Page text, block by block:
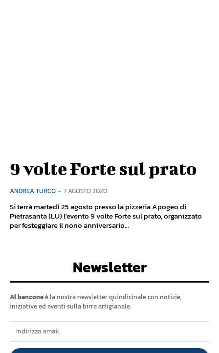
9 volte Forte sul prato
ANDREA TURCO - 7 AGOSTO 2020
Si terrà martedì 25 agosto presso la pizzeria Apogeo di
Pietrasanta (LU) l'evento 9 volte Forte sul prato, organizzato
per festeggiare il nono anniversario...
Newsletter
Al banconeè la nostra newsletter quindicinale con notizie,
iniziative ed eventi sulla birra artigianale.